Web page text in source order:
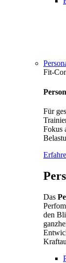
Fit-
Für
Fokus
Das
den